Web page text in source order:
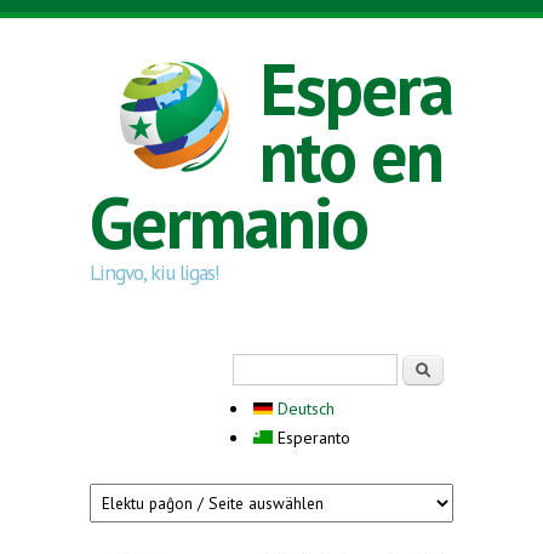
Skip to main content
Espera
nto en
Germanio
Lingvo, kiu ligas!
Deutsch
Esperanto